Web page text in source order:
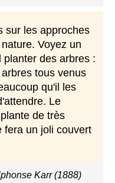
sur les approches
Voyez un
des arbres :
tous venus
qu'il les
Le
de très
fera un joli couvert
Karr (1888)